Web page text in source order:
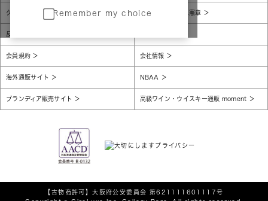
Remember my choice
グローバルプライバシーポリシー コンプライアンス憲章
反社会的勢力に対する基本方針
会員規約 会社情報
海外通販サイト NBAA
ブランディア販売サイト 高級ワイン・ウイスキー通販 moment
【古物商許可】大阪府公安委員会 第621111601117号